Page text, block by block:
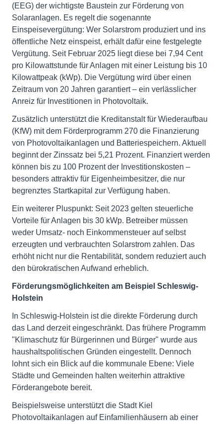
(EEG) der wichtigste Baustein zur Förderung von
Solaranlagen. Es regelt die sogenannte
Einspeisevergütung: Wer Solarstrom produziert und ins
öffentliche Netz einspeist, erhält dafür eine festgelegte
Vergütung. Seit Februar 2025 liegt diese bei 7,94 Cent
pro Kilowattstunde für Anlagen mit einer Leistung bis 10
Kilowattpeak (kWp). Die Vergütung wird über einen
Zeitraum von 20 Jahren garantiert – ein verlässlicher
Anreiz für Investitionen in Photovoltaik.
Zusätzlich unterstützt die Kreditanstalt für Wiederaufbau
(KfW) mit dem Förderprogramm 270 die Finanzierung
von Photovoltaikanlagen und Batteriespeichern. Aktuell
beginnt der Zinssatz bei 5,21 Prozent. Finanziert werden
können bis zu 100 Prozent der Investitionskosten –
besonders attraktiv für Eigenheimbesitzer, die nur
begrenztes Startkapital zur Verfügung haben.
Ein weiterer Pluspunkt: Seit 2023 gelten steuerliche
Vorteile für Anlagen bis 30 kWp. Betreiber müssen
weder Umsatz- noch Einkommensteuer auf selbst
erzeugten und verbrauchten Solarstrom zahlen. Das
erhöht nicht nur die Rentabilität, sondern reduziert auch
den bürokratischen Aufwand erheblich.
Förderungsmöglichkeiten am Beispiel Schleswig-
Holstein
In Schleswig-Holstein ist die direkte Förderung durch
das Land derzeit eingeschränkt. Das frühere Programm
"Klimaschutz für Bürgerinnen und Bürger" wurde aus
haushaltspolitischen Gründen eingestellt. Dennoch
lohnt sich ein Blick auf die kommunale Ebene: Viele
Städte und Gemeinden halten weiterhin attraktive
Förderangebote bereit.
Beispielsweise unterstützt die Stadt Kiel
Photovoltaikanlagen auf Einfamilienhäusern ab einer